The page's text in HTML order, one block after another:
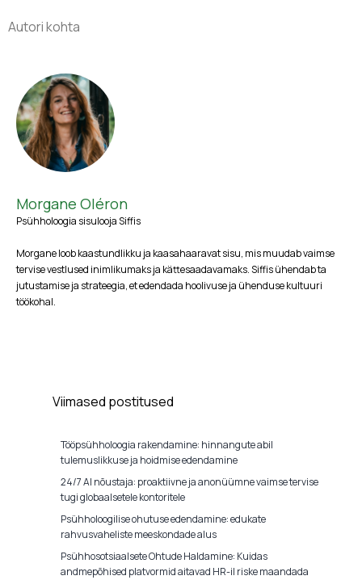
Autori kohta
Morgane Oléron
Psühholoogia sisulooja Siffis
Morgane loob kaastundlikku ja kaasahaaravat sisu, mis muudab vaimse
tervise vestlused inimlikumaks ja kättesaadavamaks. Siffis ühendab ta
jutustamise ja strateegia, et edendada hoolivuse ja ühenduse kultuuri
töökohal.
Viimased postitused
Tööpsühholoogia rakendamine: hinnangute abil
tulemuslikkuse ja hoidmise edendamine
24/7 AI nõustaja: proaktiivne ja anonüümne vaimse tervise
tugi globaalsetele kontoritele
Psühholoogilise ohutuse edendamine: edukate
rahvusvaheliste meeskondade alus
Psühhosotsiaalsete Ohtude Haldamine: Kuidas
andmepõhised platvormid aitavad HR-il riske maandada